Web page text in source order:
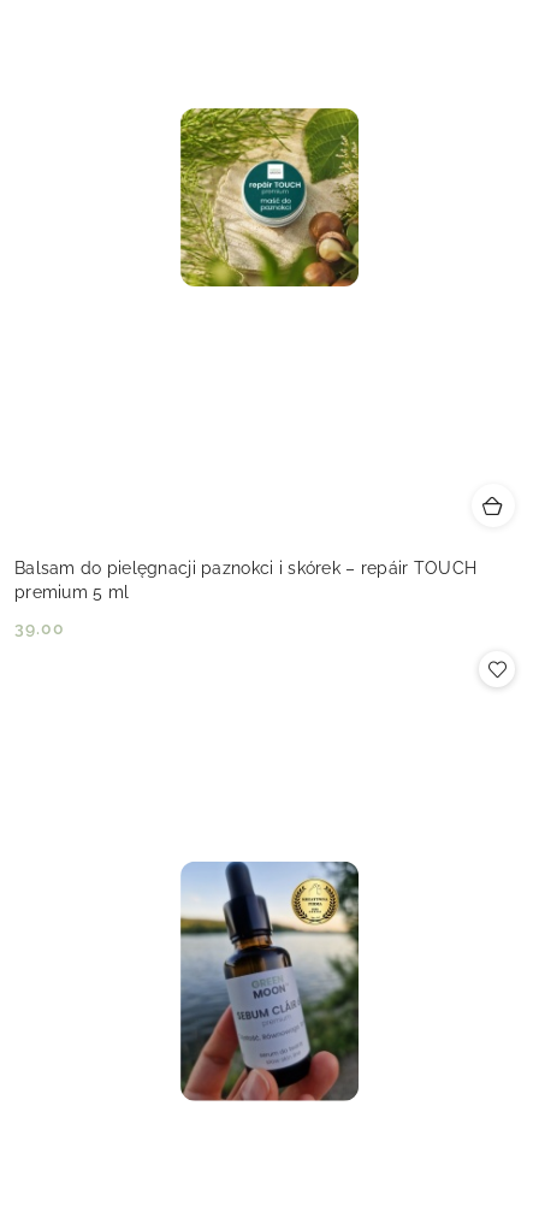
Balsam do pielęgnacji paznokci i skórek – repáir TOUCH
premium 5 ml
Cena:
39.00